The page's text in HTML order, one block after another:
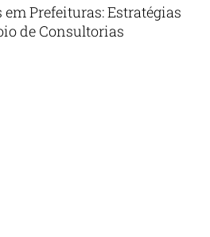
em Prefeituras: Estratégias
de Consultorias